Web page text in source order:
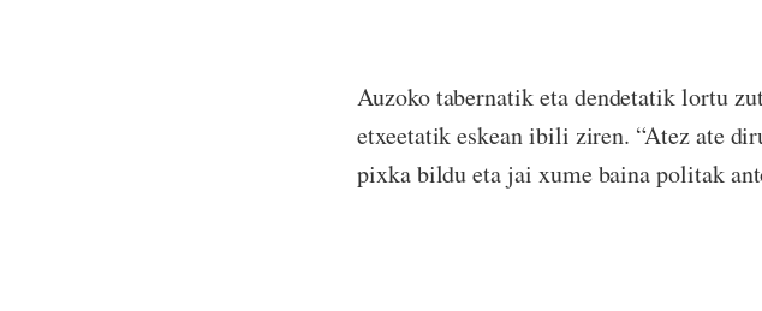
Auzoko tabernatik eta dendetatik lortu
etxeetatik eskean ibili ziren. “Atez ate
pixka bildu eta jai xume baina politak